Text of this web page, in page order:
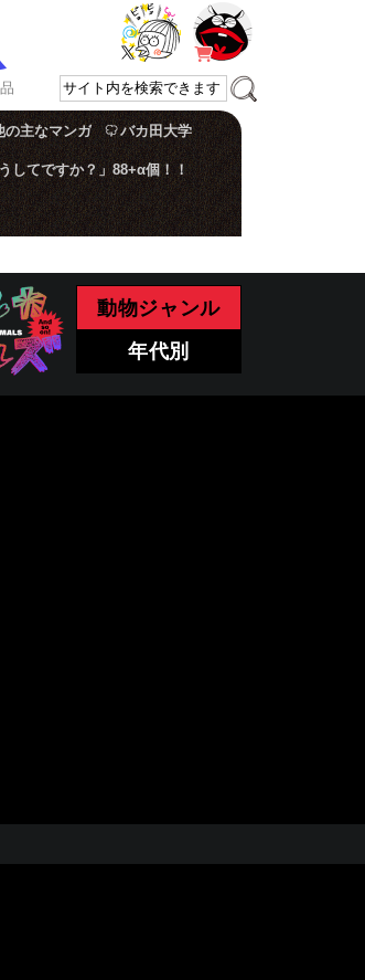
の主なマンガ バカ田大学
してですか？」88+α個！！
動物ジャンル
年代別